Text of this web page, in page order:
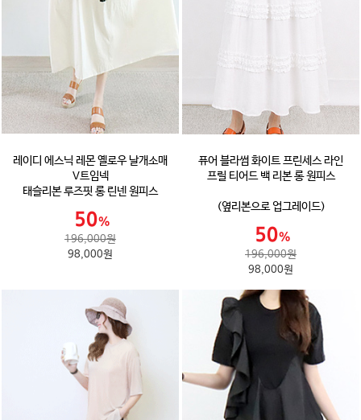
레이디 에스닉 레몬 옐로우 날개소매
V트임넥
태슬리본 루즈핏 롱 린넨 원피스
196,000원
98,000원
퓨어 블라썸 화이트 프린세스 라인
프릴 티어드 백 리본 롱 원피스
(옆리본으로 업그레이드)
196,000원
98,000원